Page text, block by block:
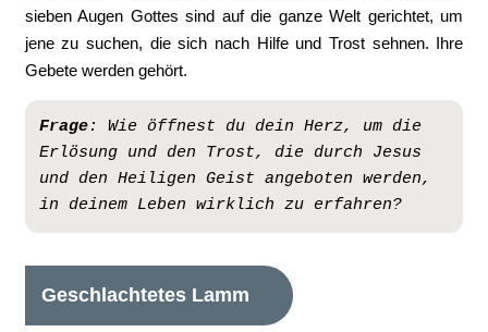
sieben Augen Gottes sind auf die ganze Welt gerichtet, um
jene zu suchen, die sich nach Hilfe und Trost sehnen. Ihre
Gebete werden gehört.
Frage: Wie öffnest du dein Herz, um die
Erlösung und den Trost, die durch Jesus
und den Heiligen Geist angeboten werden,
in deinem Leben wirklich zu erfahren?
Geschlachtetes Lamm